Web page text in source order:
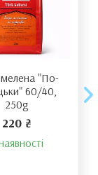
"По-
60/40,
250g
220 ₴